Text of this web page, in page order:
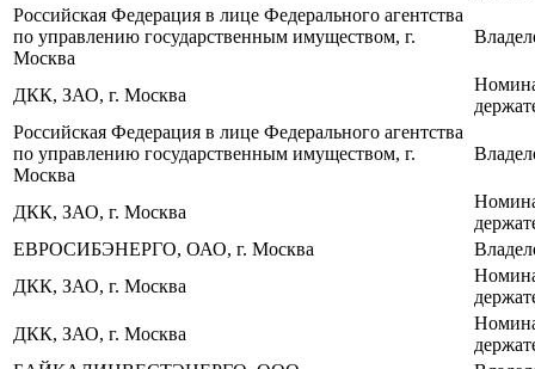
Российская Федерация в лице Федерального агентства
по управлению государственным имуществом, г.
Москва
ДКК, ЗАО, г. Москва
Российская Федерация в лице Федерального агентства
по управлению государственным имуществом, г.
Москва
ДКК, ЗАО, г. Москва
ЕВРОСИБЭНЕРГО, ОАО, г. Москва
ДКК, ЗАО, г. Москва
ДКК, ЗАО, г. Москва